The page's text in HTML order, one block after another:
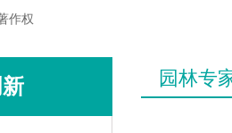
作权
园林专